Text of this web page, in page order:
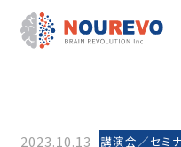
2023.10.13 講演会／セミ